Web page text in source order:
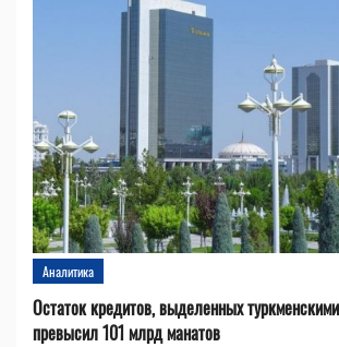
Аналитика
Остаток кредитов, выделенных
превысил 101 млрд манатов